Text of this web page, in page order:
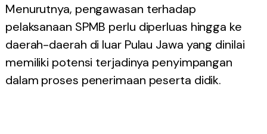
Menurutnya, pengawasan terhadap
pelaksanaan SPMB perlu diperluas hingga ke
daerah-daerah di luar Pulau Jawa yang dinilai
memiliki potensi terjadinya penyimpangan
dalam proses penerimaan peserta didik.